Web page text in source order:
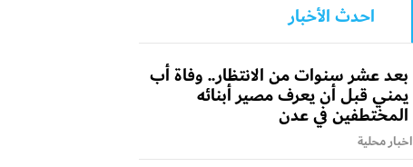
احدث الأخبار
بعد عشر سنوات من الانتظار.. وفاة أب
يمني قبل أن يعرف مصير أبنائه
المختطفين في عدن
اخبار محلية